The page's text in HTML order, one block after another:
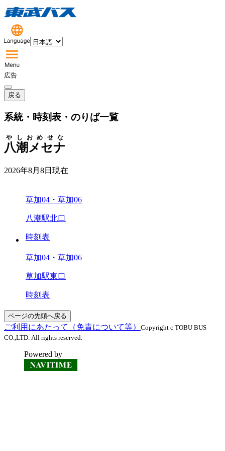
広告
戻る
系統・時刻表・のりば一覧
八潮メセナ
やしおめせな
2026年8月8日 現在
草加04・草加06
八潮駅北口
時刻表
草加04・草加06
草加駅東口
時刻表
ページの先頭へ戻る
ご利用にあたって（免責について等） Copyright c TOBU BUS
CO.,LTD. All rights reserved.
Powered by